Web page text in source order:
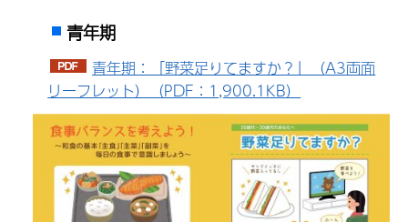
青年期
青年期：「野菜足りてますか？」（A3両面
リーフレット）（PDF：1,900.1KB）